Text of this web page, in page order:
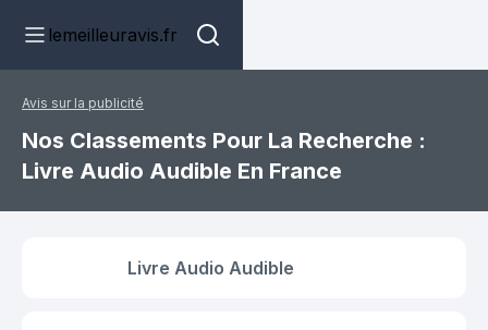
lemeilleuravis.fr
Avis sur la publicité
Nos Classements Pour La Recherche :
Livre Audio Audible En France
Livre Audio Audible